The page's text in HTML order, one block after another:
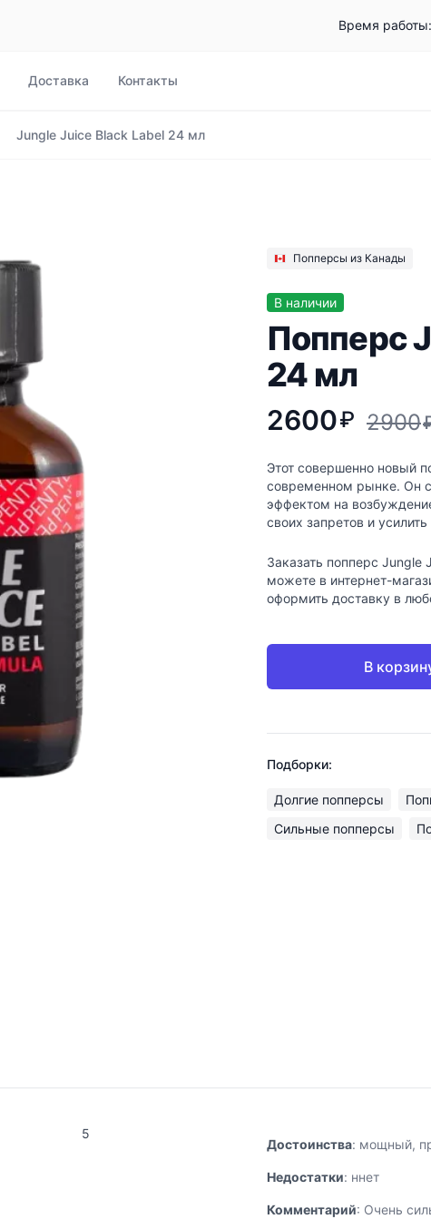
Время работы:
Доставка Контакты
Jungle Juice Black Label 24 мл
Попперсы из Канады
В наличии
Попперс
24 мл
2600₽ 2900
Этот совершенно новый
современном рынке. Он
эффектом на
своих запретов и
Заказать попперс
можете в интернет-
оформить доставку в
В
Подборки:
Долгие попперсы
Сильные попперсы
5
Достоинства: мощный,
Недостатки: ннет
Комментарий: Очень